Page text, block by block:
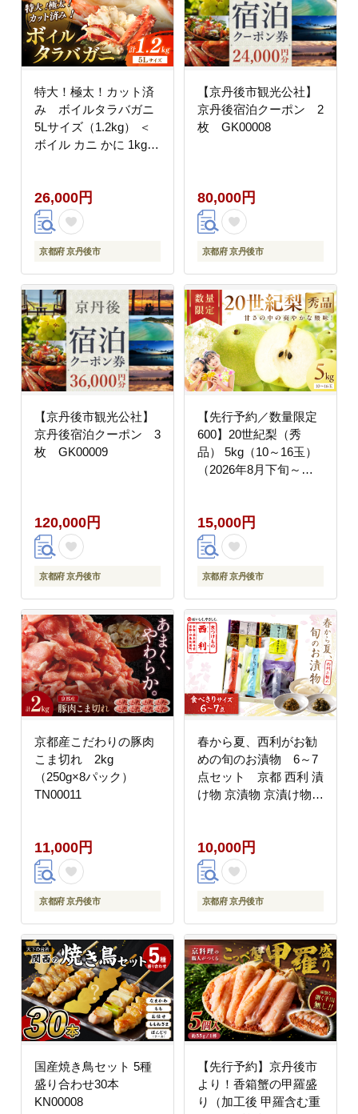
特大！極太！カット済
み ボイルタラバガニ
5Lサイズ（1.2kg） ＜
ボイル カニ かに 1kg以
食べ応え 海鮮 魚介 家
計応援 生活応援
YK00390
26,000円
京都府 京丹後市
【京丹後市観光公社】
京丹後宿泊クーポン 2
枚 GK00008
80,000円
京都府 京丹後市
【京丹後市観光公社】
京丹後宿泊クーポン 3
枚 GK00009
120,000円
京都府 京丹後市
【先行予約／数量限定
600】20世紀梨（秀
品） 5kg（10～16玉）
（2026年8月下旬～発
15,000円
京都府 京丹後市
京都産こだわりの豚肉
こま切れ 2kg
（250g×8パック）
TN00011
11,000円
京都府 京丹後市
春から夏、西利がお勧
めの旬のお漬物 6～7
点セット 京都 西利 漬
け物 京漬物 京漬け物
おすすめ 人気 小分け
お中元 のし対応
NS00050
10,000円
京都府 京丹後市
国産焼き鳥セット 5種
盛り合わせ30本
KN00008
【先行予約】京丹後市
より！香箱蟹の甲羅盛
り（加工後 甲羅含む重